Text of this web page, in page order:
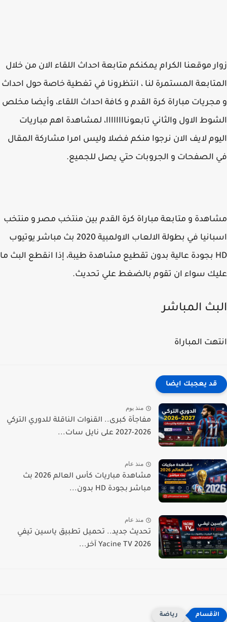
موقعنا الكرام يمكنكم متابعة احداث اللقاء الان من خلال
المستمرة لنا ، انتظرونا في تغطية خاصة حول احداث
مباراة كرة القدم و كافة احداث اللقاء، وأيضا مخلص
الاول والثاني تابعوناااااااا، لمشاهدة اهم مباريات
لايف الان نرجوا منكم فضلا وليس امرا مشاركة المقال
الصفحات و الجروبات حتي يصل للجميع.
و متابعة مباراة كرة القدم بين منتخب مصر و منتخب
اسبانيا في بطولة الالعاب الاولمبية 2020 بث مباشر يوتيوب
HD بجودة عالية بدون تقطيع مشاهدة طيبة، إذا انقطع البث ما
سواء ان تقوم بالضغط علي تحديث.
المباشر
المباراة
قد يعجبك ايضا
منذ يوم
مفاجأة كبرى.. القنوات الناقلة للدوري التركي
2026-2027 على نايل سات...
منذ عام
مشاهدة مباريات كأس العالم 2026 بث
مباشر بجودة HD بدون...
منذ عام
تحديث جديد.. تحميل تطبيق ياسين تيفي
Yacine TV 2026 آخر...
رياضة